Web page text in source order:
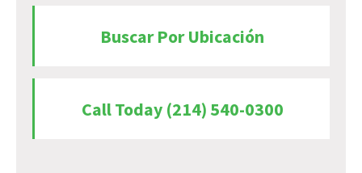
Buscar Por Ubicación
Call Today (214) 540-0300